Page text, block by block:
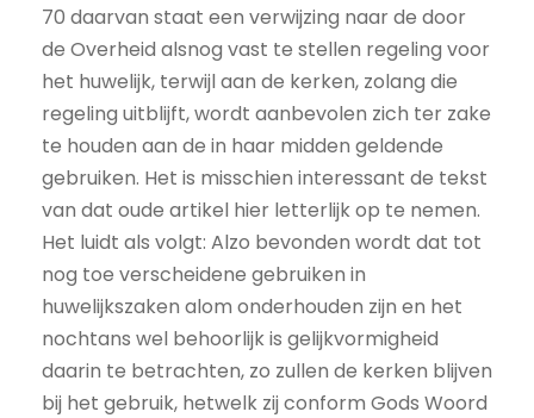
70 daarvan staat een verwijzing naar de door
de Overheid alsnog vast te stellen regeling voor
het huwelijk, terwijl aan de kerken, zolang die
regeling uitblijft, wordt aanbevolen zich ter zake
te houden aan de in haar midden geldende
gebruiken. Het is misschien interessant de tekst
van dat oude artikel hier letterlijk op te nemen.
Het luidt als volgt: Alzo bevonden wordt dat tot
nog toe verscheidene gebruiken in
huwelijkszaken alom onderhouden zijn en het
nochtans wel behoorlijk is gelijkvormigheid
daarin te betrachten, zo zullen de kerken blijven
bij het gebruik, hetwelk zij conform Gods Woord